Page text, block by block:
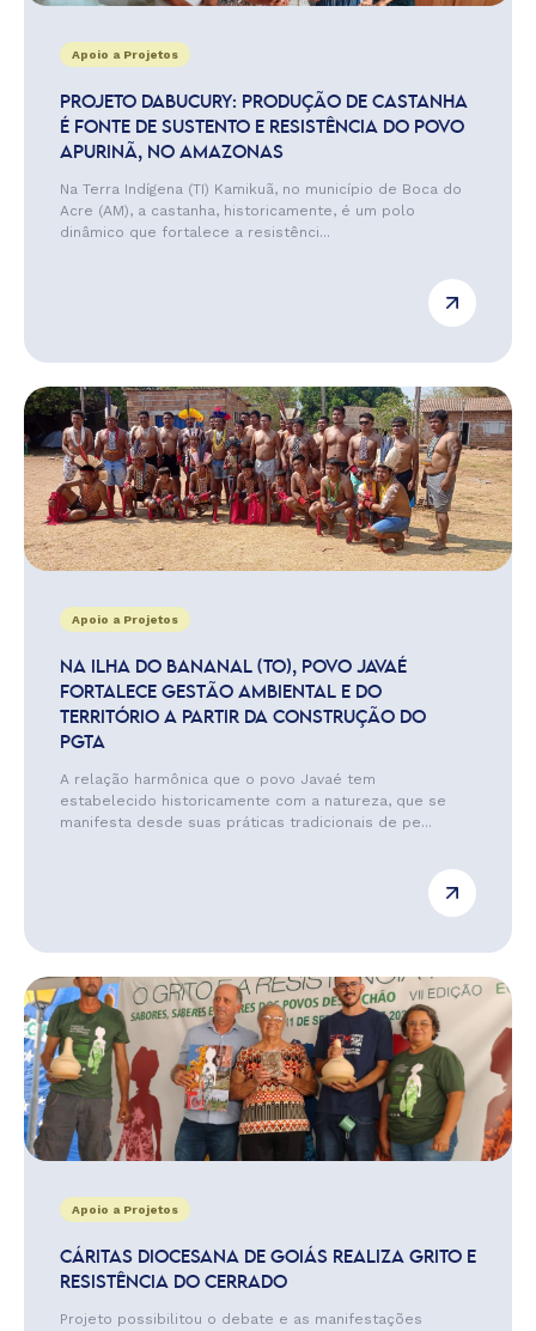
Apoio a Projetos
PROJETO DABUCURY: PRODUÇÃO DE CASTANHA
É FONTE DE SUSTENTO E RESISTÊNCIA DO POVO
APURINÃ, NO AMAZONAS
Na Terra Indígena (TI) Kamikuã, no município de Boca do
Acre (AM), a castanha, historicamente, é um polo
dinâmico que fortalece a resistênci...
Apoio a Projetos
NA ILHA DO BANANAL (TO), POVO JAVAÉ
FORTALECE GESTÃO AMBIENTAL E DO
TERRITÓRIO A PARTIR DA CONSTRUÇÃO DO
PGTA
A relação harmônica que o povo Javaé tem
estabelecido historicamente com a natureza, que se
manifesta desde suas práticas tradicionais de pe...
Apoio a Projetos
CÁRITAS DIOCESANA DE GOIÁS REALIZA GRITO E
RESISTÊNCIA DO CERRADO
Projeto possibilitou o debate e as manifestações